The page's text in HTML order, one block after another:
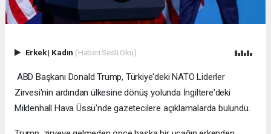
Erkek| Kadın (Haberi Sesli Oku)
ABD Başkanı Donald Trump, Türkiye'deki NATO Liderler
Zirvesi'nin ardından ülkesine dönüş yolunda İngiltere'deki
Mildenhall Hava Üssü'nde gazetecilere açıklamalarda bulundu.